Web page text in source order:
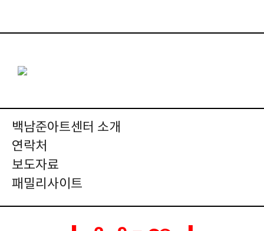
백남준아트센터 소개
연락처
보도자료
패밀리사이트